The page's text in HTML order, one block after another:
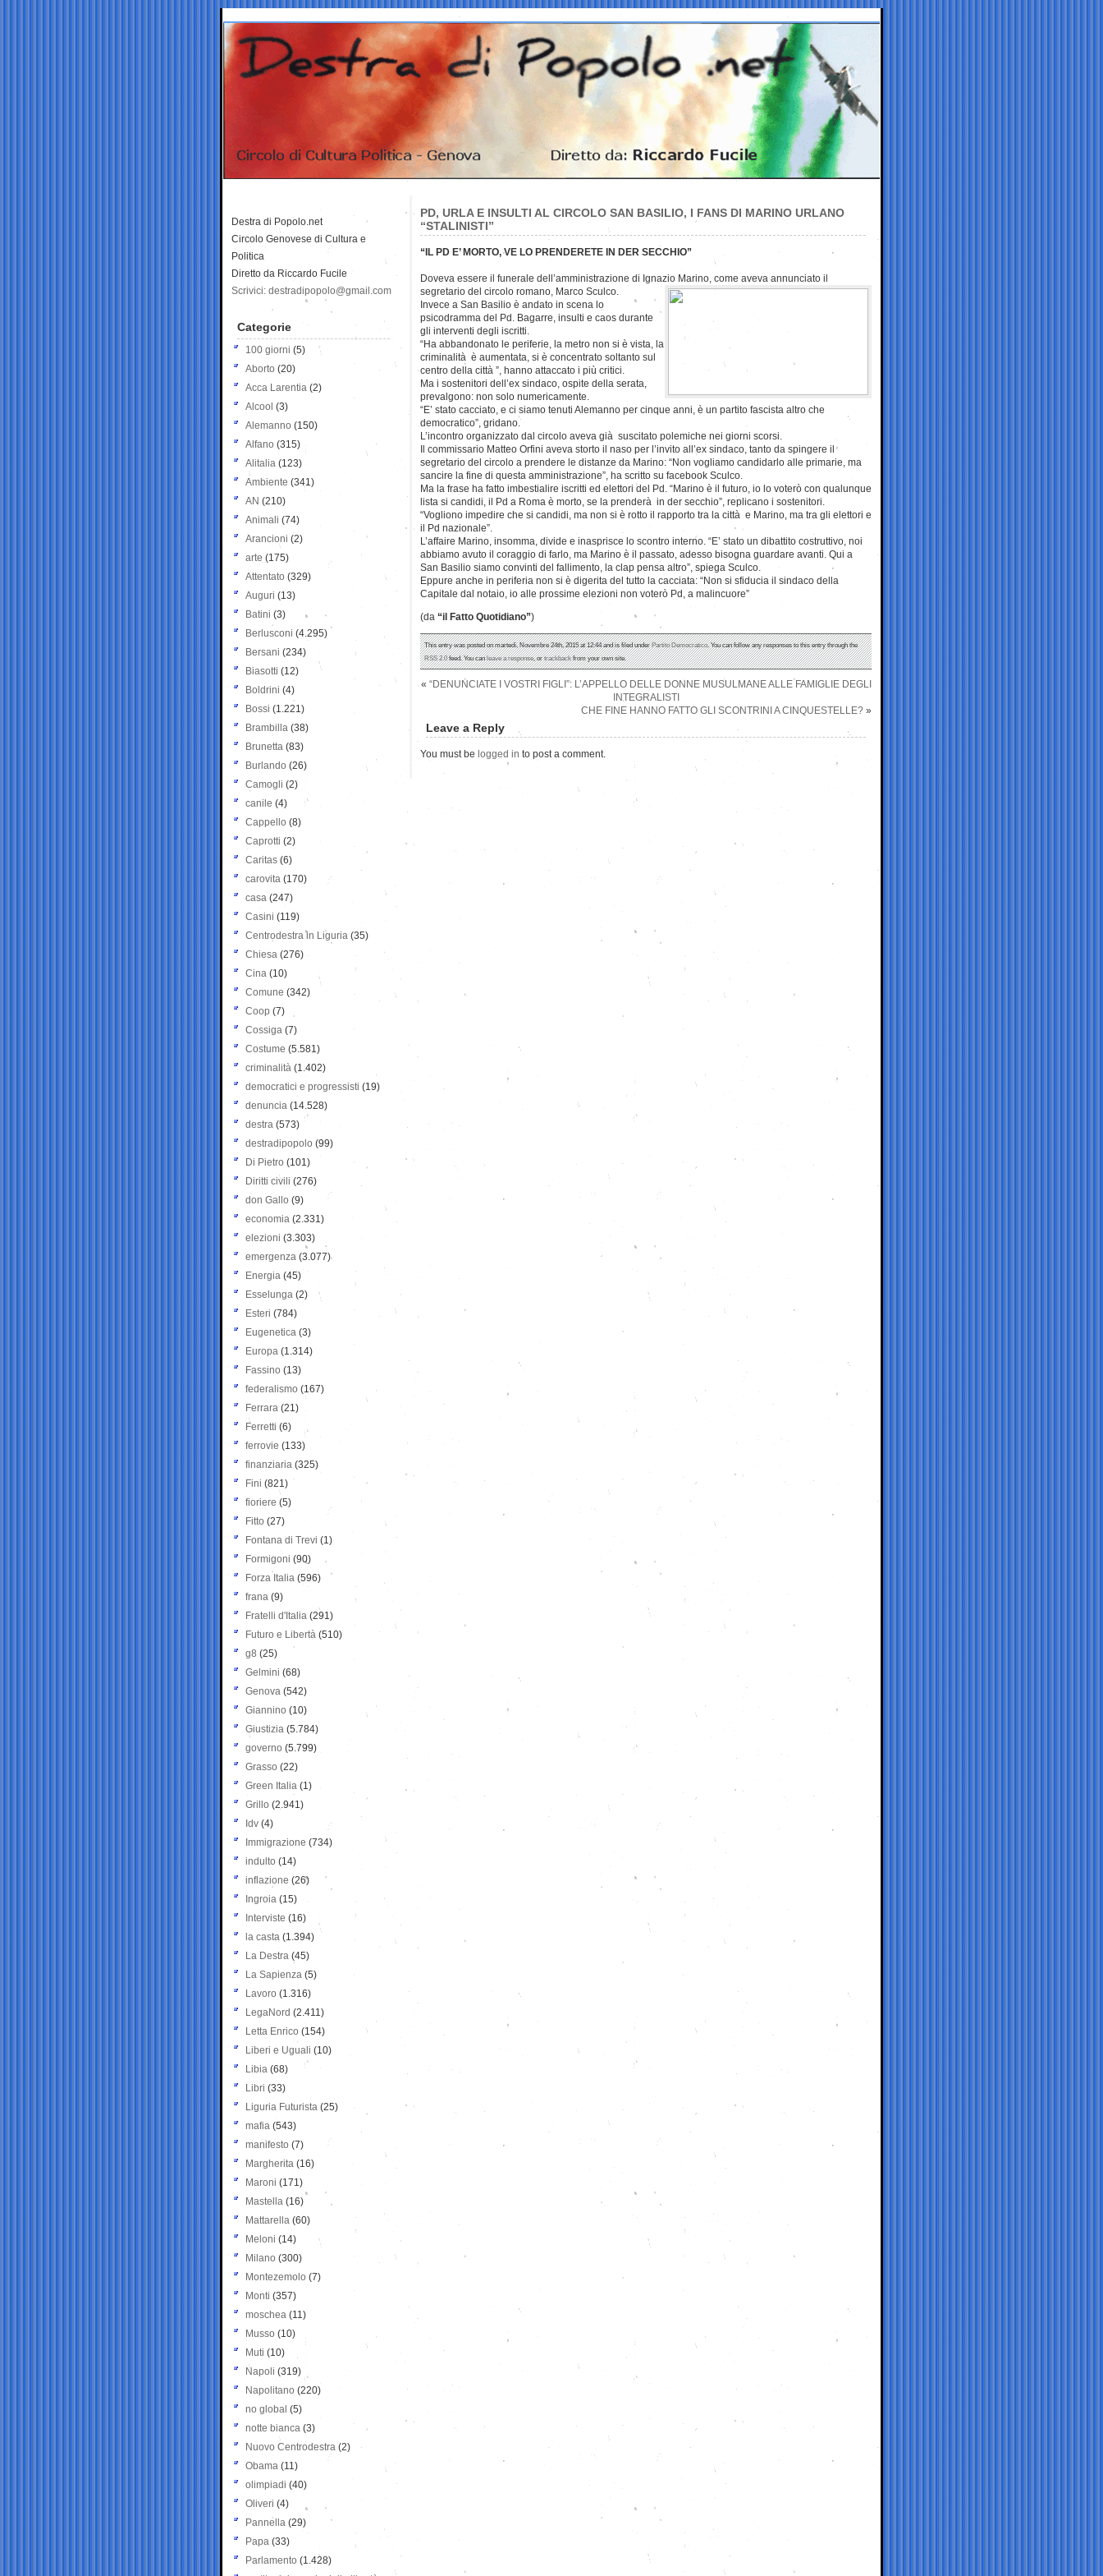
PD, URLA E INSULTI AL CIRCOLO SAN BASILIO, I FANS DI MARINO URLANO
“STALINISTI”
“IL PD E’ MORTO, VE LO PRENDERETE IN DER SECCHIO”
Doveva essere il funerale dell’amministrazione di Ignazio Marino, come aveva annunciato il
segretario del circolo romano, Marco Sculco.
Invece a San Basilio è andato in scena lo
psicodramma del Pd. Bagarre, insulti e caos durante
gli interventi degli iscritti.
“Ha abbandonato le periferie, la metro non si è vista, la
criminalità è aumentata, si è concentrato soltanto sul
centro della città ”, hanno attaccato i più critici.
Ma i sostenitori dell’ex sindaco, ospite della serata,
prevalgono: non solo numericamente.
“E’ stato cacciato, e ci siamo tenuti Alemanno per cinque anni, è un partito fascista altro che
democratico”, gridano.
L’incontro organizzato dal circolo aveva già suscitato polemiche nei giorni scorsi.
Il commissario Matteo Orfini aveva storto il naso per l’invito all’ex sindaco, tanto da spingere il
segretario del circolo a prendere le distanze da Marino: “Non vogliamo candidarlo alle primarie, ma
sancire la fine di questa amministrazione”, ha scritto su facebook Sculco.
Ma la frase ha fatto imbestialire iscritti ed elettori del Pd. “Marino è il futuro, io lo voterò con qualunque
lista si candidi, il Pd a Roma è morto, se la prenderà in der secchio”, replicano i sostenitori.
“Vogliono impedire che si candidi, ma non si è rotto il rapporto tra la città e Marino, ma tra gli elettori e
il Pd nazionale”.
L’affaire Marino, insomma, divide e inasprisce lo scontro interno. “E’ stato un dibattito costruttivo, noi
abbiamo avuto il coraggio di farlo, ma Marino è il passato, adesso bisogna guardare avanti. Qui a
San Basilio siamo convinti del fallimento, la clap pensa altro”, spiega Sculco.
Eppure anche in periferia non si è digerita del tutto la cacciata: “Non si sfiducia il sindaco della
Capitale dal notaio, io alle prossime elezioni non voterò Pd, a malincuore”
(da “il Fatto Quotidiano”)
This entry was posted on martedì, Novembre 24th, 2015 at 12:44 and is filed underPartito Democratico. You can follow any responses to this entry through the
RSS 2.0feed. You canleave a response, ortrackbackfrom your own site.
« “DENUNCIATE I VOSTRI FIGLI”: L’APPELLO DELLE DONNE MUSULMANE ALLE FAMIGLIE DEGLI
INTEGRALISTI
CHE FINE HANNO FATTO GLI SCONTRINI A CINQUESTELLE? »
Leave a Reply
You must be logged in to post a comment.
Destra di Popolo.net
Circolo Genovese di Cultura e
Politica
Diretto da Riccardo Fucile
Scrivici: destradipopolo@gmail.com
Categorie
100 giorni (5)
Aborto (20)
Acca Larentia (2)
Alcool (3)
Alemanno (150)
Alfano (315)
Alitalia (123)
Ambiente (341)
AN (210)
Animali (74)
Arancioni (2)
arte (175)
Attentato (329)
Auguri (13)
Batini (3)
Berlusconi (4.295)
Bersani (234)
Biasotti (12)
Boldrini (4)
Bossi (1.221)
Brambilla (38)
Brunetta (83)
Burlando (26)
Camogli (2)
canile (4)
Cappello (8)
Caprotti (2)
Caritas (6)
carovita (170)
casa (247)
Casini (119)
Centrodestra in Liguria (35)
Chiesa (276)
Cina (10)
Comune (342)
Coop (7)
Cossiga (7)
Costume (5.581)
criminalità (1.402)
democratici e progressisti (19)
denuncia (14.528)
destra (573)
destradipopolo (99)
Di Pietro (101)
Diritti civili (276)
don Gallo (9)
economia (2.331)
elezioni (3.303)
emergenza (3.077)
Energia (45)
Esselunga (2)
Esteri (784)
Eugenetica (3)
Europa (1.314)
Fassino (13)
federalismo (167)
Ferrara (21)
Ferretti (6)
ferrovie (133)
finanziaria (325)
Fini (821)
fioriere (5)
Fitto (27)
Fontana di Trevi (1)
Formigoni (90)
Forza Italia (596)
frana (9)
Fratelli d'Italia (291)
Futuro e Libertà (510)
g8 (25)
Gelmini (68)
Genova (542)
Giannino (10)
Giustizia (5.784)
governo (5.799)
Grasso (22)
Green Italia (1)
Grillo (2.941)
Idv (4)
Immigrazione (734)
indulto (14)
inflazione (26)
Ingroia (15)
Interviste (16)
la casta (1.394)
La Destra (45)
La Sapienza (5)
Lavoro (1.316)
LegaNord (2.411)
Letta Enrico (154)
Liberi e Uguali (10)
Libia (68)
Libri (33)
Liguria Futurista (25)
mafia (543)
manifesto (7)
Margherita (16)
Maroni (171)
Mastella (16)
Mattarella (60)
Meloni (14)
Milano (300)
Montezemolo (7)
Monti (357)
moschea (11)
Musso (10)
Muti (10)
Napoli (319)
Napolitano (220)
no global (5)
notte bianca (3)
Nuovo Centrodestra (2)
Obama (11)
olimpiadi (40)
Oliveri (4)
Pannella (29)
Papa (33)
Parlamento (1.428)